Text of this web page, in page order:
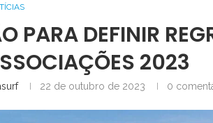
PARA DEFINIR
2023
22 de outubro de 2023 0